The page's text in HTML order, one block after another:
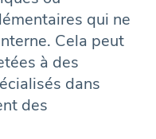
qui ne
Cela peut
à des
dans
des